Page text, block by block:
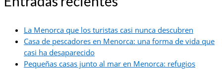
La Menorca que los turistas casi nunca descubren
Casa de pescadores en Menorca: una forma de vida que
casi ha desaparecido
Pequeñas casas junto al mar en Menorca: refugios